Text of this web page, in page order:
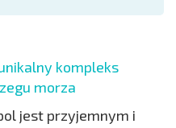
kompleks
morza
jest przyjemnym i